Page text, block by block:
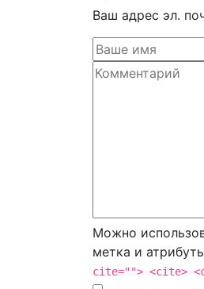
Ваш адрес эл.
Можно
метка и
cite=""> <cite>